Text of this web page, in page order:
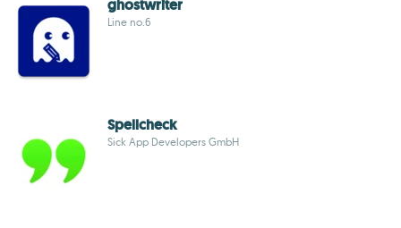
ghostwriter
Line no.6
Spellcheck
Sick App Developers GmbH